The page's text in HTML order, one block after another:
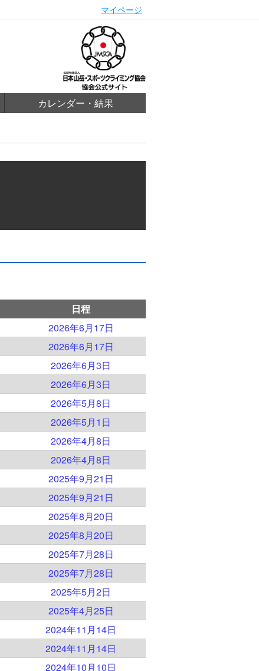
マイページ
カレンダー・結果
日程
2026年6月17日
2026年6月17日
2026年6月3日
2026年6月3日
2026年5月8日
2026年5月1日
2026年4月8日
2026年4月8日
2025年9月21日
2025年9月21日
2025年8月20日
2025年8月20日
2025年7月28日
2025年7月28日
2025年5月2日
2025年4月25日
2024年11月14日
2024年11月14日
2024年10月10日